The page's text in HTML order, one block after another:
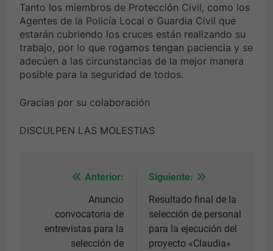
Tanto los miembros de Protección Civil, como los
Agentes de la Policía Local o Guardia Civil que
estarán cubriendo los cruces están realizando su
trabajo, por lo que rogamos tengan paciencia y se
adecúen a las circunstancias de la mejor manera
posible para la seguridad de todos.
Gracias por su colaboración
DISCULPEN LAS MOLESTIAS
Navegación
entradas
Anterior:
Anuncio
convocatoria de
entrevistas para la
selección de
Siguiente:
Resultado final de la
selección de personal
para la ejecución del
proyecto «Claudia»